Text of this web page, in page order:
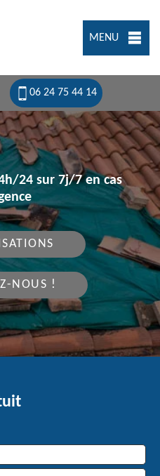
MENU
06 24 75 44 14
24 sur 7j/7 en cas
NOUS !